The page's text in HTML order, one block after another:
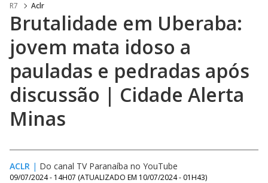
R7 Aclr
Brutalidade em Uberaba:
jovem mata idoso a
pauladas e pedradas após
discussão | Cidade Alerta
Minas
ACLR | Do canal TV Paranaíba no YouTube
09/07/2024 - 14H07 (ATUALIZADO EM 10/07/2024 - 01H43)